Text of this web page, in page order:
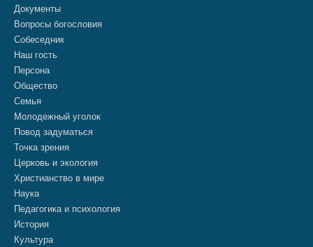
Документы
Вопросы богословия
Собеседник
Наш гость
Персона
Общество
Семья
Молодежный уголок
Повод задуматься
Точка зрения
Церковь и экология
Христианство в мире
Наука
Педагогика и психология
История
Культура